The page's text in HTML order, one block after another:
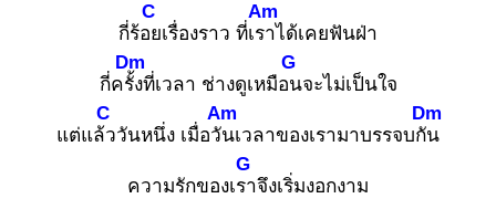
กี่ร้อย
C
เรื่องราว ที่เรา
Am
ได้เคยฟันฝ่า
กี่ครั้ง
Dm
ที่เวลา ช่างดูเหมือน
G
จะไม่เป็นใจ
แต่แล้ว
C
วันหนึ่ง เมื่อวัน
Am
เวลาของเรามาบรรจบกัน
Dm
ความรักของเรา
G
จึงเริ่มงอกงาม